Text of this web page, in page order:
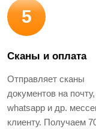
5
Сканы и оплата
Отправляет сканы
документов на почту,
whatsapp и др.
клиенту. Получаем